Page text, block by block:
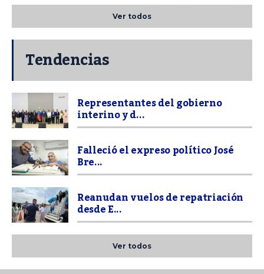
Ver todos
Tendencias
Representantes del gobierno
interino y d...
Falleció el expreso político José
Bre...
Reanudan vuelos de repatriación
desde E...
Ver todos